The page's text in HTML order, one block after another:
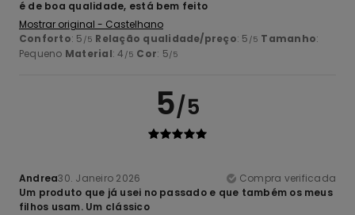
é de boa qualidade, está bem feito
Mostrar original - Castelhano
Conforto: 5 /5 Relação qualidade/preço: 5 /5 Tamanho:
Pequeno Material: 4 /5 Cor: 5/5
5/5
Andrea30. Janeiro 2026
Compra verificada
Um produto que já usei no passado e que também os meus
filhos usam. Um clássico